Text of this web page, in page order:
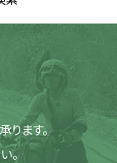
ります。
。